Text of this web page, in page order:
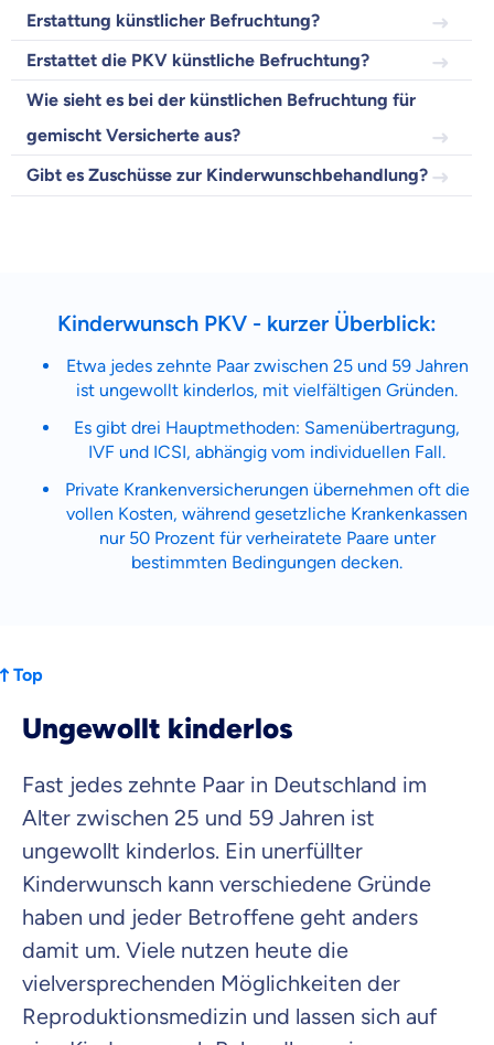
Erstattung künstlicher Befruchtung?
Erstattet die PKV künstliche Befruchtung?
Wie sieht es bei der künstlichen Befruchtung für
gemischt Versicherte aus?
Gibt es Zuschüsse zur Kinderwunschbehandlung?
Kinderwunsch PKV - kurzer Überblick:
Etwa jedes zehnte Paar zwischen 25 und 59 Jahren
ist ungewollt kinderlos, mit vielfältigen Gründen.
Es gibt drei Hauptmethoden: Samenübertragung,
IVF und ICSI, abhängig vom individuellen Fall.
Private Krankenversicherungen übernehmen oft die
vollen Kosten, während gesetzliche Krankenkassen
nur 50 Prozent für verheiratete Paare unter
bestimmten Bedingungen decken.
Top
Ungewollt kinderlos
Fast jedes zehnte Paar in Deutschland im
Alter zwischen 25 und 59 Jahren ist
ungewollt kinderlos. Ein unerfüllter
Kinderwunsch kann verschiedene Gründe
haben und jeder Betroffene geht anders
damit um. Viele nutzen heute die
vielversprechenden Möglichkeiten der
Reproduktionsmedizin und lassen sich auf
Beamten
Versicherung
Krankenhaus
Versicherung
Mit dem Abschicken meiner Daten erkläre ich meine Einwilligungzur
Kontaktaufnahme durch ottonova.
Weiter zu deinen Informationen